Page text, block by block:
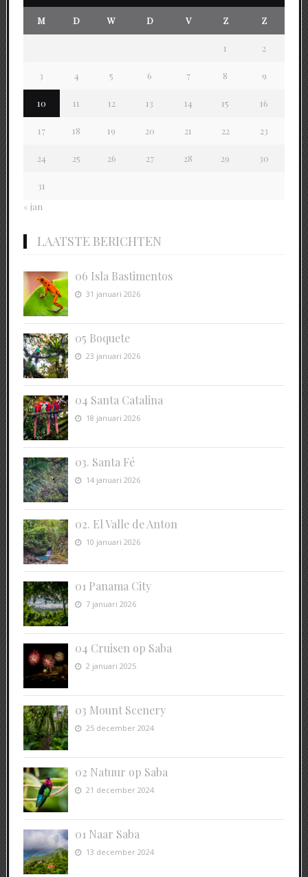
M D W D V Z Z
1 2
3 4 5 6 7 8 9
10 11 12 13 14 15 16
17 18 19 20 21 22 23
24 25 26 27 28 29 30
31
« jan
LAATSTE BERICHTEN
06 Isla Bastimentos
31 januari 2026
05 Boquete
23 januari 2026
04 Santa Catalina
18 januari 2026
03. Santa Fé
14 januari 2026
02. El Valle de Anton
10 januari 2026
01 Panama City
7 januari 2026
04 Cruisen op Saba
2 januari 2025
03 Mount Scenery
25 december 2024
02 Natuur op Saba
21 december 2024
01 Naar Saba
13 december 2024